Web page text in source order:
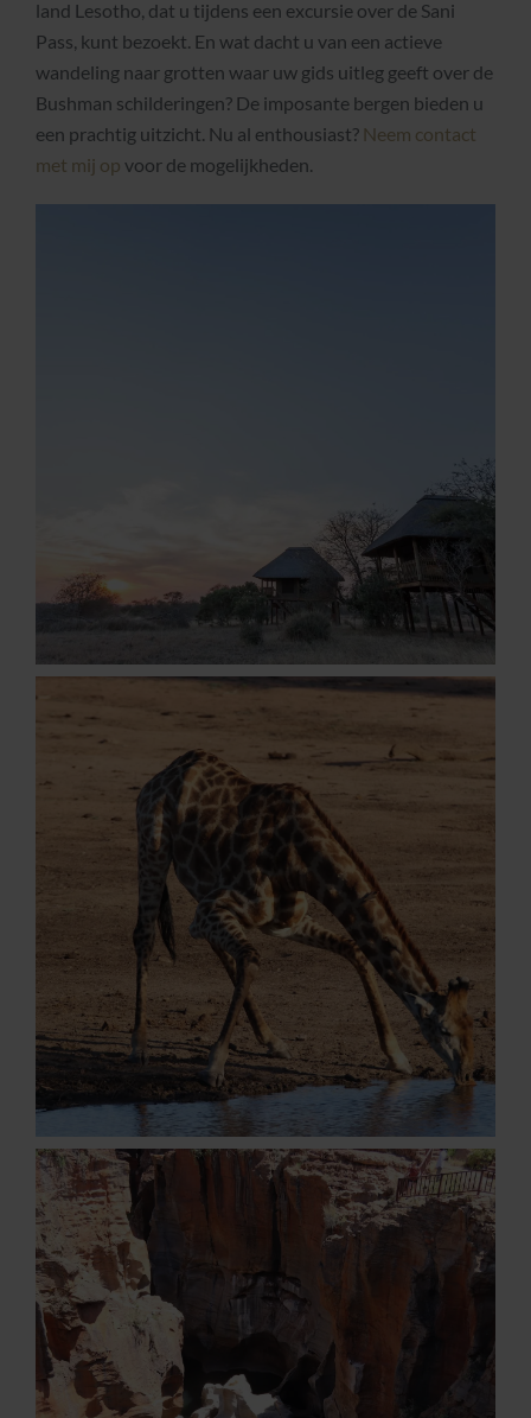
land Lesotho, dat u tijdens een excursie over de Sani
Pass, kunt bezoekt. En wat dacht u van een actieve
wandeling naar grotten waar uw gids uitleg geeft over de
Bushman schilderingen? De imposante bergen bieden u
een prachtig uitzicht. Nu al enthousiast? Neem contact
met mij op voor de mogelijkheden.